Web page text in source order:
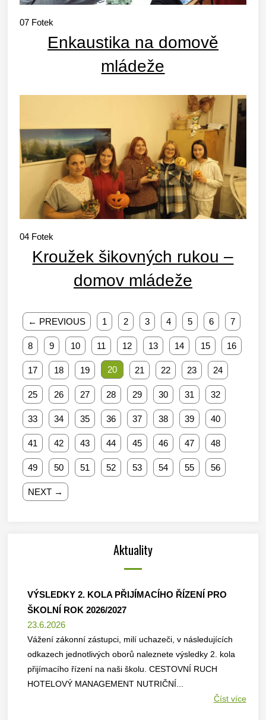
07 Fotek
Enkaustika na domově
mládeže
04 Fotek
Kroužek šikovných rukou –
domov mládeže
← PREVIOUS 1 2 3 4 5 6 7
8 9 10 11 12 13 14 15 16
17 18 19 20 21 22 23 24
25 26 27 28 29 30 31 32
33 34 35 36 37 38 39 40
41 42 43 44 45 46 47 48
49 50 51 52 53 54 55 56
NEXT →
Aktuality
VÝSLEDKY 2. KOLA PŘIJÍMACÍHO ŘÍZENÍ PRO
ŠKOLNÍ ROK 2026/2027
23.6.2026
Vážení zákonní zástupci, milí uchazeči, v následujících
odkazech jednotlivých oborů naleznete výsledky 2. kola
přijímacího řízení na naši školu. CESTOVNÍ RUCH
HOTELOVÝ MANAGEMENT NUTRIČNÍ...
Číst více